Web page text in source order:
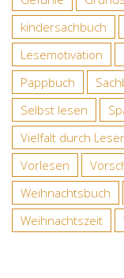
kindersachbuch
Lesemotivation
Pappbuch
Selbst lesen
Vielfalt durch
Vorlesen
Weihnachtsbuch
Weihnachtszeit